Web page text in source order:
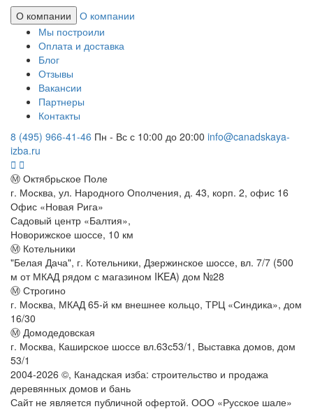
О компании
О компании
Мы построили
Оплата и доставка
Блог
Отзывы
Вакансии
Партнеры
Контакты
8 (495) 966-41-46 Пн - Вс с 10:00 до 20:00 info@canadskaya-
izba.ru
Ⓜ Октябрьское Поле
г. Москва, ул. Народного Ополчения, д. 43, корп. 2, офис 16
Офис «Новая Рига»
Садовый центр «Балтия»,
Новорижское шоссе, 10 км
Ⓜ Котельники
"Белая Дача", г. Котельники, Дзержинское шоссе, вл. 7/7 (500
м от МКАД рядом с магазином IKEA) дом №28
Ⓜ Строгино
г. Москва, МКАД 65-й км внешнее кольцо, ТРЦ «Синдика», дом
16/30
Ⓜ Домодедовская
г. Москва, Каширское шоссе вл.63с53/1, Выставка домов, дом
53/1
2004-2026 ©, Канадская изба: строительство и продажа
деревянных домов и бань
Сайт не является публичной офертой. ООО «Русское шале»